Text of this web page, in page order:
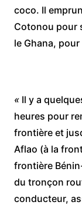
coco. Il
Cotonou pour
le Ghana,
« Il y a
heures pour
frontière et
Aflao (à la
frontière
du tronçon
conducteur,